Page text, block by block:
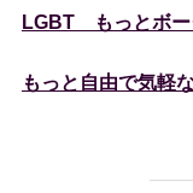
LGBT もっとボー
もっと自由で気軽